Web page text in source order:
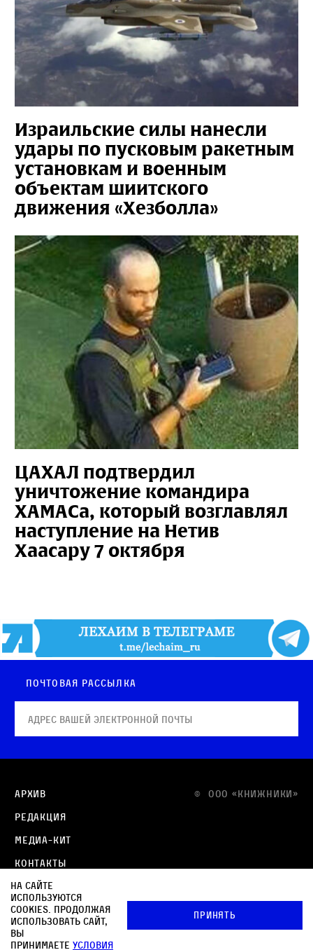
Израильские силы нанесли
удары по пусковым ракетным
установкам и военным
объектам шиитского
движения «Хезболла»
ЦАХАЛ подтвердил
уничтожение командира
ХАМАСа, который возглавлял
наступление на Нетив
Хаасару 7 октября
Почтовая рассылка
© OOO «КНИЖНИКИ»
Архив
Редакция
Медиа-кит
Контакты
Политика в отношении обработки персональных
данных
Политика обработки файлов cookie
На сайте
используются
cookies. Продолжая
использовать сайт,
вы
принимаете условия
Принять